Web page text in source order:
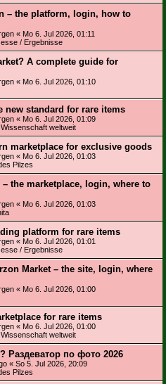
– the platform, login, how to
« Mo 6. Jul 2026, 01:11
/ Ergebnisse
A complete guide for
« Mo 6. Jul 2026, 01:10
new standard for rare items
« Mo 6. Jul 2026, 01:09
weltweit
marketplace for exclusive goods
« Mo 6. Jul 2026, 01:03
Pilzes
the marketplace, login, where to
« Mo 6. Jul 2026, 01:03
platform for rare items
« Mo 6. Jul 2026, 01:01
/ Ergebnisse
Market – the site, login, where
« Mo 6. Jul 2026, 01:00
for rare items
« Mo 6. Jul 2026, 01:00
weltweit
Раздеватор по фото 2026
« So 5. Jul 2026, 20:09
Pilzes